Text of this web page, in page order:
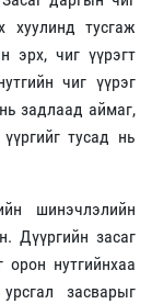
хуулинд тусгаж
эрх, чиг үүрэгт
чиг үүрэг
задлаад аймаг,
тусад нь
шинэчлэлийн
Дүүргийн засаг
нутгийнхаа
засварыг